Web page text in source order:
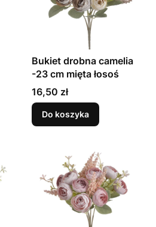
Bukiet drobna camelia
-23 cm mięta łosoś
Cena
16,50 zł
Do koszyka